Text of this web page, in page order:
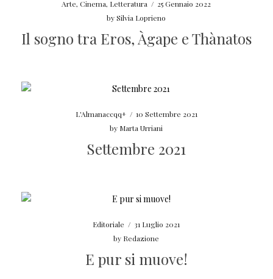
Arte,Cinema, Letteratura / 25 Gennaio 2022
bySilvia Loprieno
Il sogno tra Eros, Àgape e Thànatos
L'Almanaccqq+ / 10 Settembre 2021
by Marta Urriani
Settembre 2021
Editoriale / 31 Luglio 2021
by Redazione
E pur si muove!